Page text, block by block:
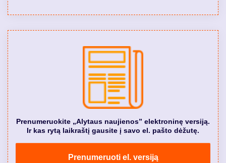
Prenumeruokite „Alytaus naujienos” elektroninę versiją.
Ir kas rytą laikraštį gausite į savo el. pašto dėžutę.
Prenumeruoti el. versiją